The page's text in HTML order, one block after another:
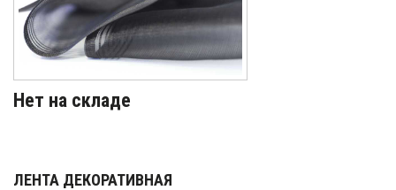
Нет на складе
ЛЕНТА ДЕКОРАТИВНАЯ